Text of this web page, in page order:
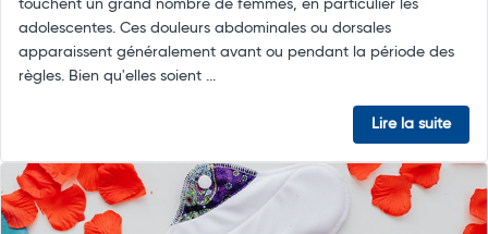
touchent un grand nombre de femmes, en particulier les
adolescentes. Ces douleurs abdominales ou dorsales
apparaissent généralement avant ou pendant la période des
règles. Bien qu'elles soient ...
Lire la suite